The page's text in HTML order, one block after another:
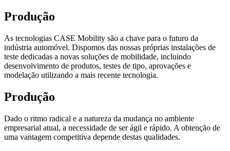
Produção
As tecnologias CASE Mobility são a chave para o futuro da
indústria automóvel. Dispomos das nossas próprias instalações de
teste dedicadas a novas soluções de mobilidade, incluindo
desenvolvimento de produtos, testes de tipo, aprovações e
modelação utilizando a mais recente tecnologia.
Produção
Dado o ritmo radical e a natureza da mudança no ambiente
empresarial atual, a necessidade de ser ágil e rápido. A obtenção de
uma vantagem competitiva depende destas qualidades.